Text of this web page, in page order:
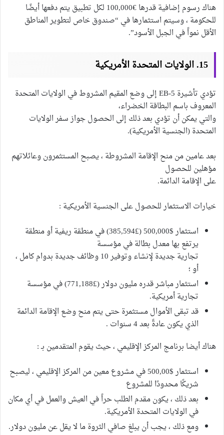
هناك رسوم إضافية قدرها €100,000 لكل تطبيق يتم دفعها أيضًا
للحكومة ، وسيتم استثمارها في “صندوق خاص لتطوير المناطق
الأقل نمواً في الجبل الأسود”.
15. الولايات المتحدة الأمريكية
تؤدي تأشيرة EB-5 إلى وضع المقيم المشروط في الولايات المتحدة
المعروف باسم البطاقة الخضراء،
والتي يمكن أن تؤدي بعد ذلك إلى الحصول جواز سفر الولايات
المتحدة (الجنسية الأمريكية).
بعد عامين من منح الإقامة المشروطة ، يصبح المستثمرون وعائلاتهم
مؤهلين للحصول
على الإقامة الدائمة.
خيارات الاستثمار للحصول على الجنسية الأمريكية :
استثمار $500,000 (£385,594) في منطقة ريفية أو منطقة
يرتفع بها معدل بطالة في مؤسسة
تجارية جديدة لإنشاء وتوفير 10 وظائف جديدة بدوام كامل ،
أو ؛
استثمار مباشر قدره مليون دولار (£771,188) في مؤسسة
تجارية أمريكية.
قد تبقى الأموال مستثمرة حتى يتم منح وضع الإقامة الدائمة
الذي يكون عادةً بعد 4 سنوات .
هناك أيضا برنامج المركز الإقليمي ، حيث يقوم المتقدمين بـ :
استثمار $500,00 في مشروع معين من المركز الإقليمي ، ليصبح
شريكًا محدودًا للمشروع
بعد ذلك ، يكون مقدم الطلب حراً في العيش والعمل في أي مكان
في الولايات المتحدة الأمريكية.
ومع ذلك ، يجب أن يبلغ صافي الثروة ما لا يقل عن مليون دولار.